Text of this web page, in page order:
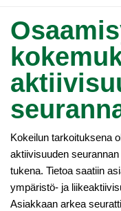
Kokeilun tarkoituksena
aktiivisuuden
tukena. Tietoa saatiin
ympäristö- ja
Asiakkaan arkea